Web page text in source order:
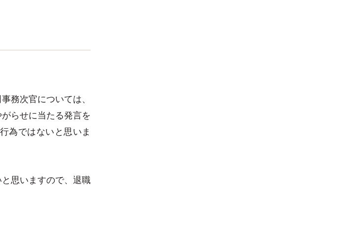
務次官については、
らせに当たる発言を
為ではないと思いま
思いますので、退職